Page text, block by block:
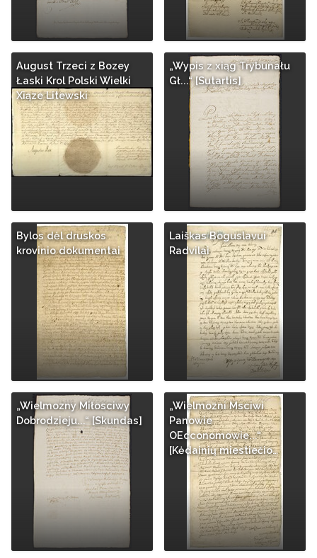
August Trzeci z Bozey
Łaski Krol Polski Wielki
Xiąze Litewski
„Wypis z xiąg Trybunału
Gł...“ [Sutartis]
Bylos dėl druskos
krovinio dokumentai
Laiškas Boguslavui
Radvilai
„Wielmozny Miłosciwy
Dobrodzieju...“ [Skundas]
„Wielmozni Msciwi
Panowie
OEcconomowie...“
[Kėdainių miestiečio…